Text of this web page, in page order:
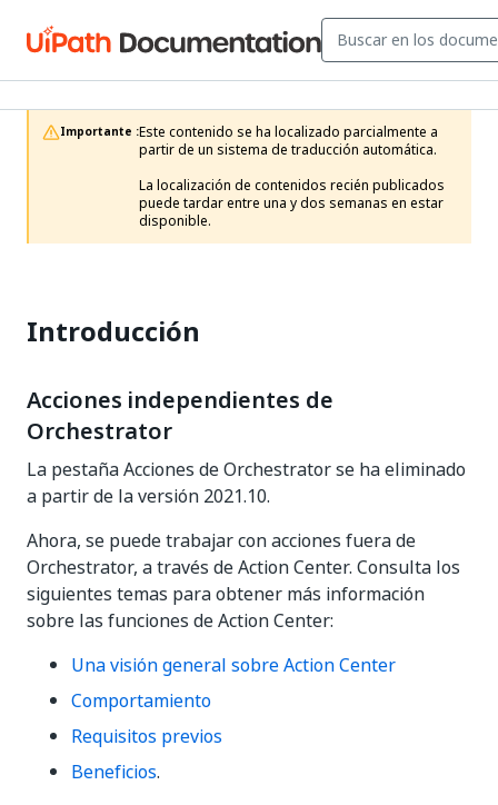
Importante :Este contenido se ha localizado parcialmente a
partir de un sistema de traducción automática.
La localización de contenidos recién publicados
puede tardar entre una y dos semanas en estar
disponible.
Introducción
Acciones independientes de
Orchestrator
La pestaña Acciones de Orchestrator se ha eliminado
a partir de la versión 2021.10.
Ahora, se puede trabajar con acciones fuera de
Orchestrator, a través de Action Center. Consulta los
siguientes temas para obtener más información
sobre las funciones de Action Center:
Una visión general sobre Action Center
Comportamiento
Requisitos previos
Beneficios.